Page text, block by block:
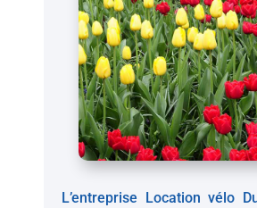
L’entreprise Location vélo